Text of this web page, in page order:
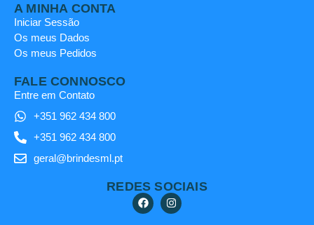
A MINHA CONTA
Iniciar Sessão
Os meus Dados
Os meus Pedidos
FALE CONNOSCO
Entre em Contato
+351 962 434 800
+351 962 434 800
geral@brindesml.pt
REDES SOCIAIS